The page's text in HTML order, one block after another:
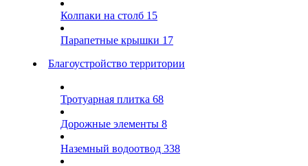
Колпаки на столб 15
Парапетные крышки 17
Благоустройство территории
Тротуарная плитка 68
Дорожные элементы 8
Наземный водоотвод 338